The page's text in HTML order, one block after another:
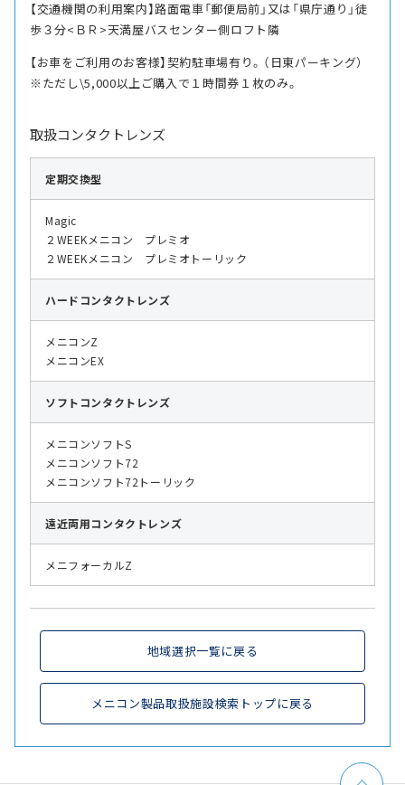
【交通機関の利用案内】路面電車「郵便局前」又は「県庁通り」徒
歩３分<ＢＲ>天満屋バスセンター側ロフト隣
【お車をご利用のお客様】契約駐車場有り。（日東パーキング）
※ただし\5,000以上ご購入で１時間券１枚のみ。
取扱コンタクトレンズ
定期交換型
Magic
２WEEKメニコン プレミオ
２WEEKメニコン プレミオトーリック
ハード コンタクトレンズ
メニコンZ
メニコンEX
ソフト コンタクトレンズ
メニコンソフトS
メニコンソフト72
メニコンソフト72トーリック
遠近両用コンタクトレンズ
メニフォーカルZ
地域選択一覧に戻る
メニコン製品取扱施設検索トップに戻る